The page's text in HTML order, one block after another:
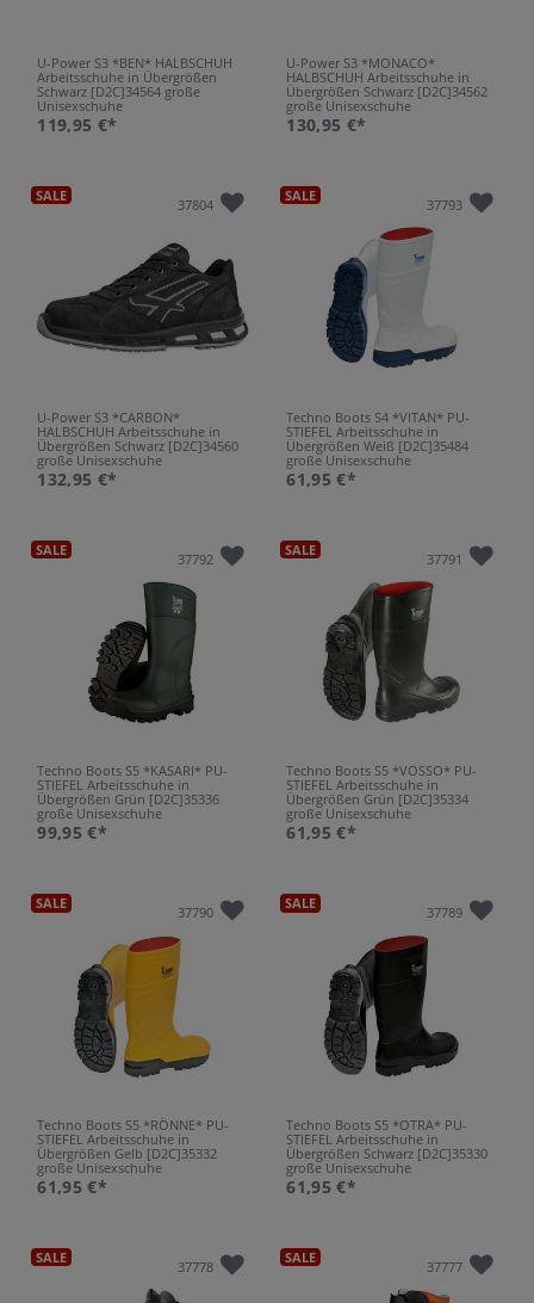
U-Power S3 *BEN* HALBSCHUH
Arbeitsschuhe in Übergrößen
Schwarz [D2C]34564 große
Unisexschuhe
119,95 €*
U-Power S3 *MONACO*
HALBSCHUH Arbeitsschuhe in
Übergrößen Schwarz [D2C]34562
große Unisexschuhe
130,95 €*
SALE 37804
U-Power S3 *CARBON*
HALBSCHUH Arbeitsschuhe in
Übergrößen Schwarz [D2C]34560
große Unisexschuhe
132,95 €*
SALE 37793
Techno Boots S4 *VITAN* PU-
STIEFEL Arbeitsschuhe in
Übergrößen Weiß [D2C]35484
große Unisexschuhe
61,95 €*
SALE 37792
Techno Boots S5 *KASARI* PU-
STIEFEL Arbeitsschuhe in
Übergrößen Grün [D2C]35336
große Unisexschuhe
99,95 €*
SALE 37791
Techno Boots S5 *VOSSO* PU-
STIEFEL Arbeitsschuhe in
Übergrößen Grün [D2C]35334
große Unisexschuhe
61,95 €*
SALE 37790
Techno Boots S5 *RÖNNE* PU-
STIEFEL Arbeitsschuhe in
Übergrößen Gelb [D2C]35332
große Unisexschuhe
61,95 €*
SALE 37789
Techno Boots S5 *OTRA* PU-
STIEFEL Arbeitsschuhe in
Übergrößen Schwarz [D2C]35330
große Unisexschuhe
61,95 €*
SALE 37778 SALE 37777